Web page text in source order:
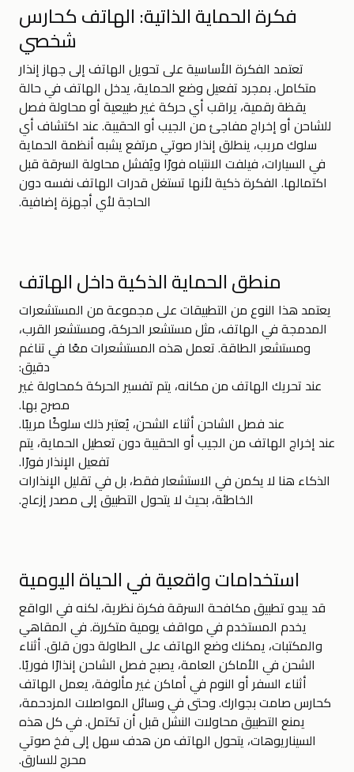
فكرة الحماية الذاتية: الهاتف كحارس
شخصي
تعتمد الفكرة الأساسية على تحويل الهاتف إلى جهاز إنذار
متكامل. بمجرد تفعيل وضع الحماية، يدخل الهاتف في حالة
يقظة رقمية، يراقب أي حركة غير طبيعية أو محاولة فصل
للشاحن أو إخراج مفاجئ من الجيب أو الحقيبة. عند اكتشاف أي
سلوك مريب، ينطلق إنذار صوتي مرتفع يشبه أنظمة الحماية
في السيارات، فيلفت الانتباه فورًا ويُفشل محاولة السرقة قبل
اكتمالها. الفكرة ذكية لأنها تستغل قدرات الهاتف نفسه دون
الحاجة لأي أجهزة إضافية.
منطق الحماية الذكية داخل الهاتف
يعتمد هذا النوع من التطبيقات على مجموعة من المستشعرات
المدمجة في الهاتف، مثل مستشعر الحركة، ومستشعر القرب،
ومستشعر الطاقة. تعمل هذه المستشعرات معًا في تناغم
دقيق:
عند تحريك الهاتف من مكانه، يتم تفسير الحركة كمحاولة غير
مصرح بها.
عند فصل الشاحن أثناء الشحن، يُعتبر ذلك سلوكًا مريبًا.
عند إخراج الهاتف من الجيب أو الحقيبة دون تعطيل الحماية، يتم
تفعيل الإنذار فورًا.
الذكاء هنا لا يكمن في الاستشعار فقط، بل في تقليل الإنذارات
الخاطئة، بحيث لا يتحول التطبيق إلى مصدر إزعاج.
استخدامات واقعية في الحياة اليومية
قد يبدو تطبيق مكافحة السرقة فكرة نظرية، لكنه في الواقع
يخدم المستخدم في مواقف يومية متكررة. في المقاهي
والمكتبات، يمكنك وضع الهاتف على الطاولة دون قلق. أثناء
الشحن في الأماكن العامة، يصبح فصل الشاحن إنذارًا فوريًا.
أثناء السفر أو النوم في أماكن غير مألوفة، يعمل الهاتف
كحارس صامت بجوارك. وحتى في وسائل المواصلات المزدحمة،
يمنع التطبيق محاولات النشل قبل أن تكتمل. في كل هذه
السيناريوهات، يتحول الهاتف من هدف سهل إلى فخ صوتي
محرج للسارق.